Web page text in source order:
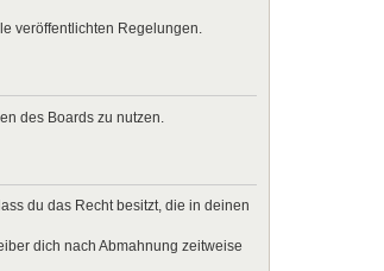
veröffentlichten Regelungen.
des Boards zu nutzen.
du das Recht besitzt, die in deinen
dich nach Abmahnung zeitweise